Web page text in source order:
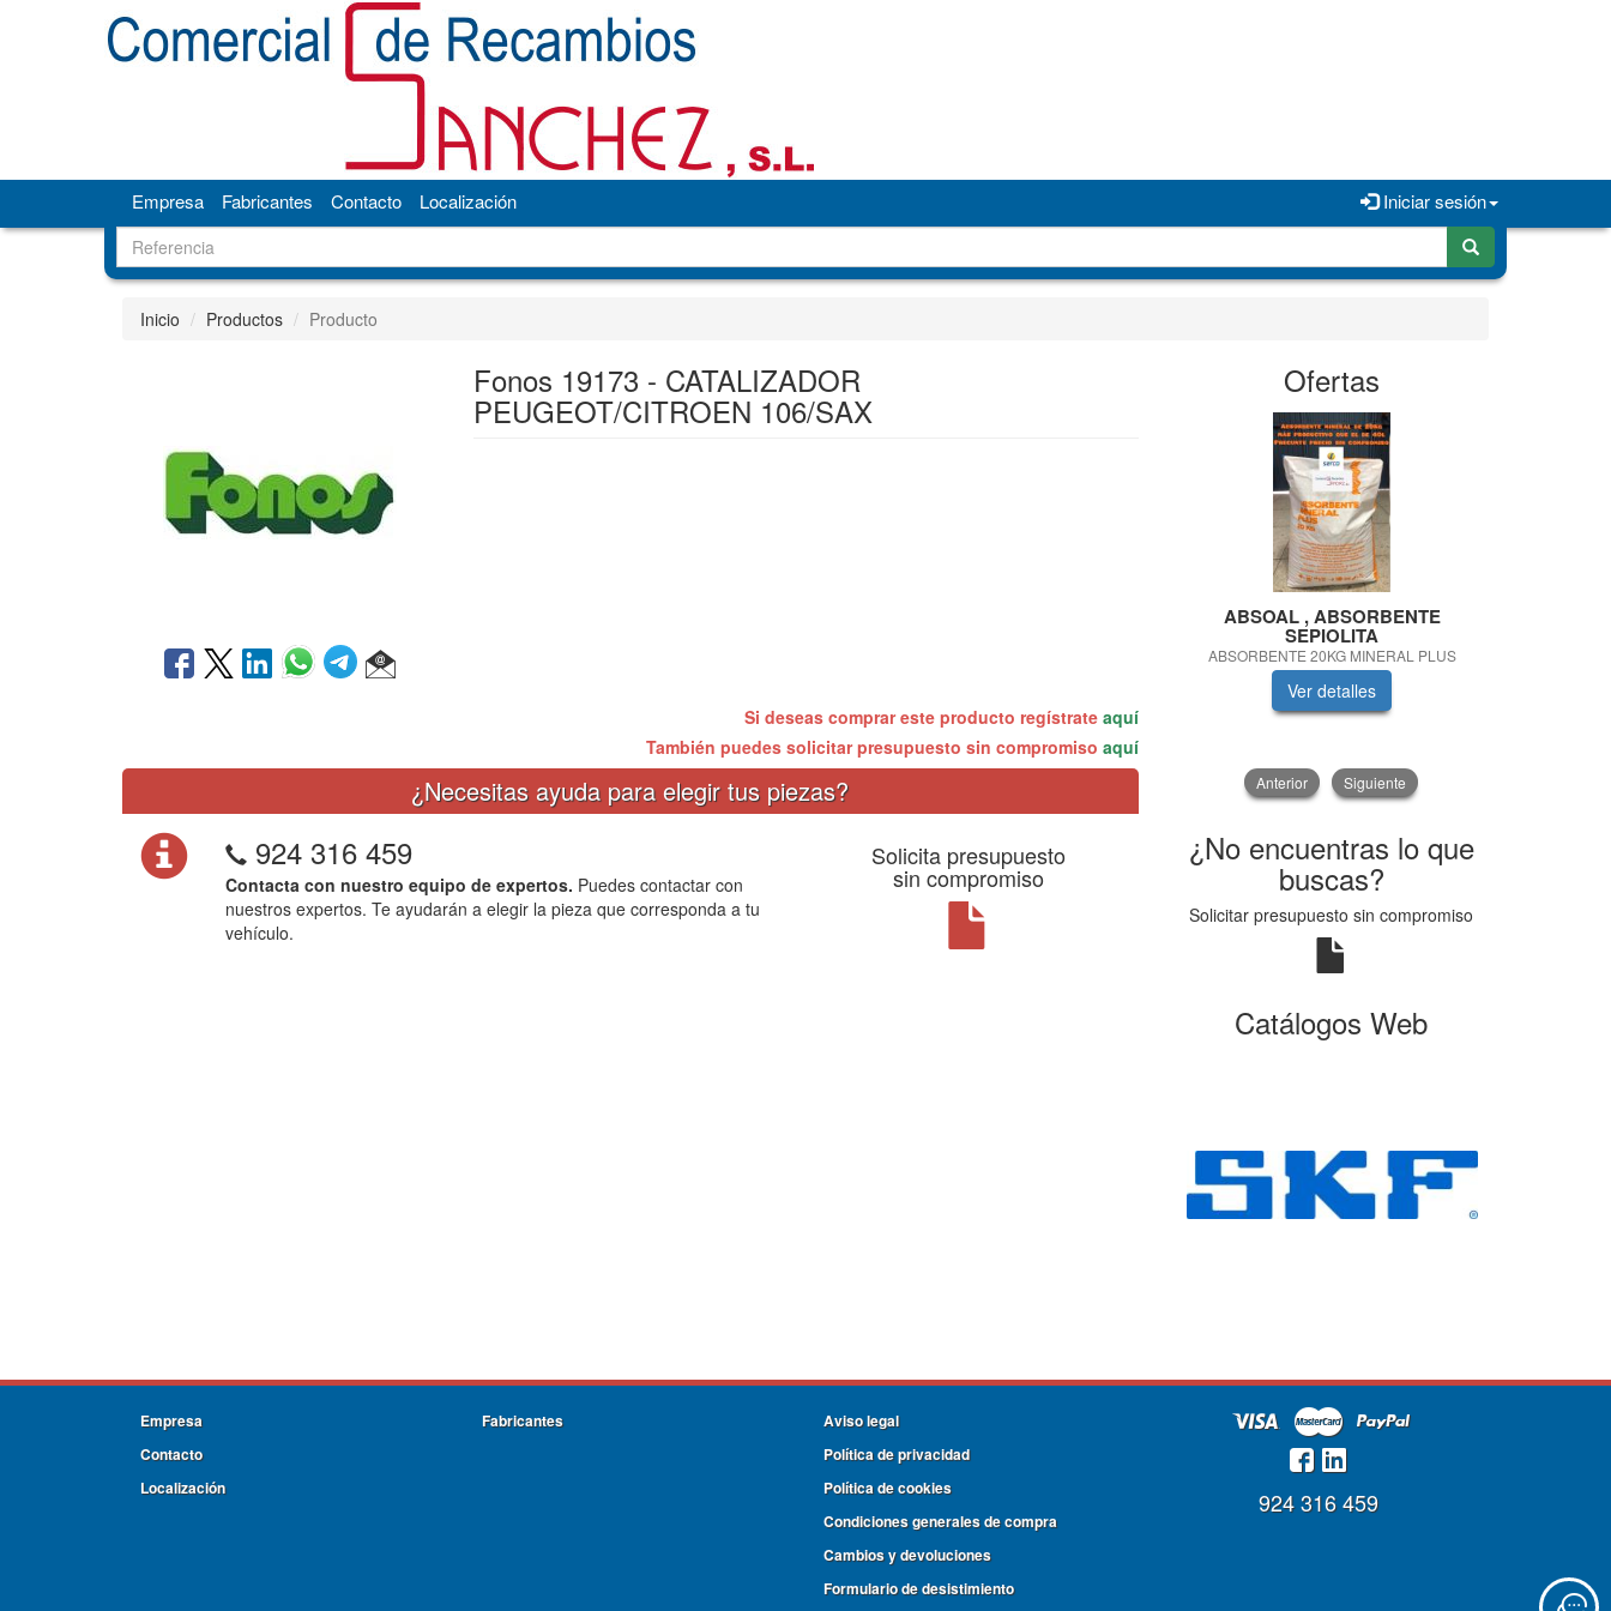
Iniciar sesión
Empresa Fabricantes Contacto Localización
Inicio Productos Producto
Fonos 19173 - CATALIZADOR
PEUGEOT/CITROEN 106/SAX
Si deseas comprar este producto regístrate aquí
También puedes solicitar presupuesto sin compromiso aquí
¿Necesitas ayuda para elegir tus piezas?
924 316 459
Contacta con nuestro equipo de expertos. Puedes contactar con
nuestros expertos. Te ayudarán a elegir la pieza que corresponda a tu
vehículo.
Solicita presupuesto
sin compromiso
Ofertas
ABSOAL , ABSORBENTE
SEPIOLITA
ABSORBENTE 20KG MINERAL PLUS
Ver detalles
Anterior Siguiente
¿No encuentras lo que
buscas?
Solicitar presupuesto sin compromiso
Catálogos Web
Empresa
Contacto
Localización
Fabricantes
Aviso legal
Política de privacidad
Política de cookies
Condiciones generales de compra
Cambios y devoluciones
Formulario de desistimiento
924 316 459